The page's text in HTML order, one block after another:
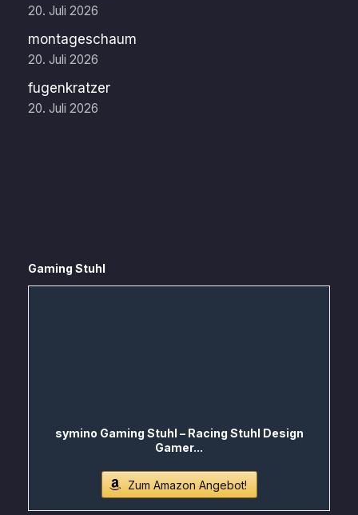
20. Juli 2026
montageschaum
20. Juli 2026
fugenkratzer
20. Juli 2026
Gaming Stuhl
symino Gaming Stuhl – Racing Stuhl Design
Gamer...
Zum Amazon Angebot!